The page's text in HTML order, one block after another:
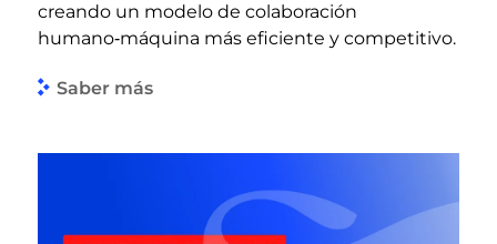
creando un modelo de colaboración
humano‑máquina más eficiente y competitivo.
Saber más